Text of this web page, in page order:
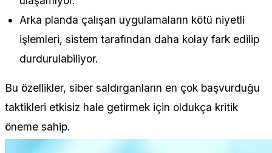
Arka planda çalışan uygulamaların kötü niyetli
işlemleri, sistem tarafından daha kolay fark edilip
durdurulabiliyor.
Bu özellikler, siber saldırganların en çok başvurduğu
taktikleri etkisiz hale getirmek için oldukça kritik
öneme sahip.